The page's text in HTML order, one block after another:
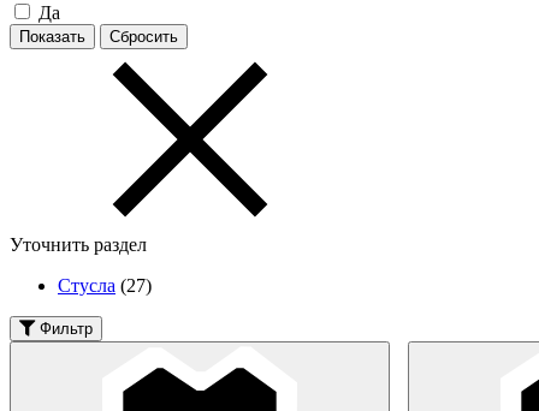
Да
Уточнить раздел
Стусла (27)
Фильтр